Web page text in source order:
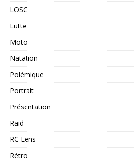
LOSC
Lutte
Moto
Natation
Polémique
Portrait
Présentation
Raid
RC Lens
Rétro